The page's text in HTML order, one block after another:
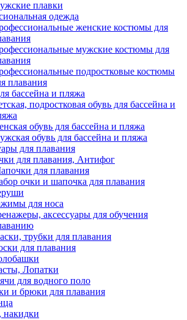
плавки
одежда
женские костюмы для
мужские костюмы для
подростковые костюмы
плавания
бассейна и пляжа
подростковая обувь для бассейна и
обувь для бассейна и пляжа
обувь для бассейна и пляжа
для плавания
для плавания, Антифог
для плавания
очки и шапочка для плавания
для носа
аксессуары для обучения
трубки для плавания
для плавания
Лопатки
для водного поло
и брюки для плавания
накидки